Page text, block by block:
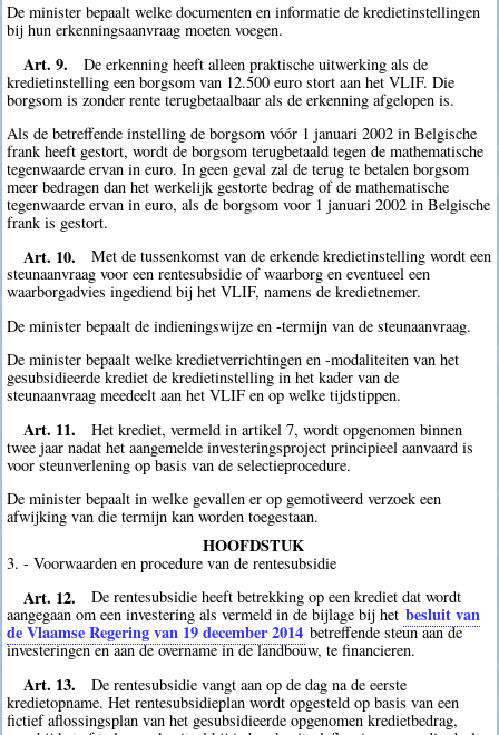
De minister bepaalt welke documenten en informatie de kredietinstellingen
bij hun erkenningsaanvraag moeten voegen.
Art. 9.
De erkenning heeft alleen praktische uitwerking als de
kredietinstelling een borgsom van 12.500 euro stort aan het VLIF. Die
borgsom is zonder rente terugbetaalbaar als de erkenning afgelopen is.
Als de betreffende instelling de borgsom vóór 1 januari 2002 in Belgische
frank heeft gestort, wordt de borgsom terugbetaald tegen de mathematische
tegenwaarde ervan in euro. In geen geval zal de terug te betalen borgsom
meer bedragen dan het werkelijk gestorte bedrag of de mathematische
tegenwaarde ervan in euro, als de borgsom voor 1 januari 2002 in Belgische
frank is gestort.
Art. 10.
Met de tussenkomst van de erkende kredietinstelling wordt een
steunaanvraag voor een rentesubsidie of waarborg en eventueel een
waarborgadvies ingediend bij het VLIF, namens de kredietnemer.
De minister bepaalt de indieningswijze en -termijn van de steunaanvraag.
De minister bepaalt welke kredietverrichtingen en -modaliteiten van het
gesubsidieerde krediet de kredietinstelling in het kader van de
steunaanvraag meedeelt aan het VLIF en op welke tijdstippen.
Art. 11.
Het krediet, vermeld in artikel 7, wordt opgenomen binnen
twee jaar nadat het aangemelde investeringsproject principieel aanvaard is
voor steunverlening op basis van de selectieprocedure.
De minister bepaalt in welke gevallen er op gemotiveerd verzoek een
afwijking van die termijn kan worden toegestaan.
HOOFDSTUK
3. - Voorwaarden en procedure van de rentesubsidie
Art. 12.
De rentesubsidie heeft betrekking op een krediet dat wordt
aangegaan om een investering als vermeld in de bijlage bij het besluit van
de Vlaamse Regering van 19 december 2014 betreffende steun aan de
investeringen en aan de overname in de landbouw, te financieren.
Art. 13.
De rentesubsidie vangt aan op de dag na de eerste
kredietopname. Het rentesubsidieplan wordt opgesteld op basis van een
fictief aflossingsplan van het gesubsidieerde opgenomen kredietbedrag,